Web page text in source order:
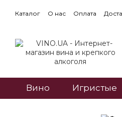
Каталог О нас Оплата
Вино Игристые